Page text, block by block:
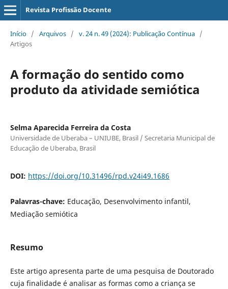
Revista Profissão Docente
Início / Arquivos / v. 24 n. 49 (2024): Publicação Contínua /
Artigos
A formação do sentido como
produto da atividade semiótica
Selma Aparecida Ferreira da Costa
Universidade de Uberaba – UNIUBE, Brasil / Secretaria Municipal de
Educação de Uberaba, Brasil
DOI: https://doi.org/10.31496/rpd.v24i49.1686
Palavras-chave: Educação, Desenvolvimento infantil,
Mediação semiótica
Resumo
Este artigo apresenta parte de uma pesquisa de Doutorado
cuja finalidade é analisar as formas como a criança se